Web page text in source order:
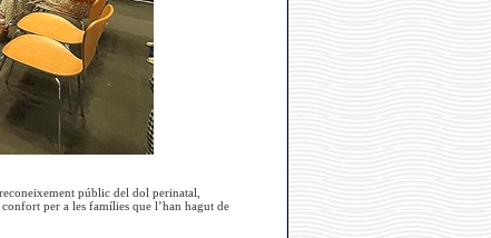
públic del dol perinatal,
per a les famílies que l’han hagut de